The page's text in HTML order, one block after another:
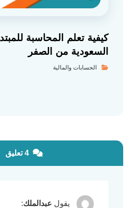
كيفية تعلم المحاسبة
السعودية من الصفر
الحسابات والمالية
4 تعليق
يقول عبدالملك: